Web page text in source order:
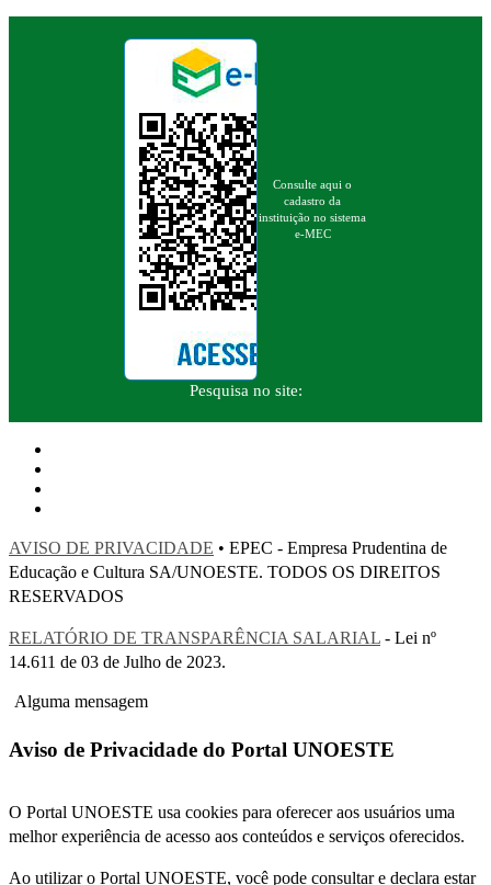
Consulte aqui o
cadastro da
instituição no sistema
e-MEC
Pesquisa no site:
AVISO DE PRIVACIDADE • EPEC - Empresa Prudentina de
Educação e Cultura SA/UNOESTE. TODOS OS DIREITOS
RESERVADOS
RELATÓRIO DE TRANSPARÊNCIA SALARIAL - Lei nº
14.611 de 03 de Julho de 2023.
Alguma mensagem
Aviso de Privacidade do Portal UNOESTE
O Portal UNOESTE usa cookies para oferecer aos usuários uma
melhor experiência de acesso aos conteúdos e serviços oferecidos.
Ao utilizar o Portal UNOESTE, você pode consultar e declara estar